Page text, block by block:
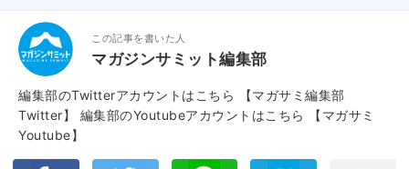
この記事を書いた人
マガジンサミット編集部
編集部のTwitterアカウントはこちら
【マガサミ編集部
Twitter】
編集部のYoutubeアカウントはこちら
【マガサミ
Youtube】